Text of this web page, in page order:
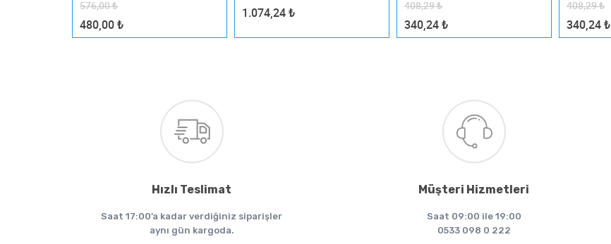
576,00₺
480,00 ₺
1.074,24 ₺
408,29₺
340,24 ₺
408,29₺
340,24 ₺
Hızlı Teslimat
Saat 17:00’a kadar verdiğiniz siparişler
aynı gün kargoda.
Müşteri Hizmetleri
Saat 09:00 ile 19:00
0533 098 0 222